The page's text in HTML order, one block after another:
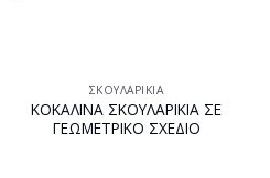
ΣΚΟΥΛΑΡΊΚΙΑ
ΚΟΚΑΛΙΝΑ ΣΚΟΥΛΑΡΙΚΙΑ ΣΕ
ΓΕΩΜΕΤΡΙΚΟ ΣΧΕΔΙΟ